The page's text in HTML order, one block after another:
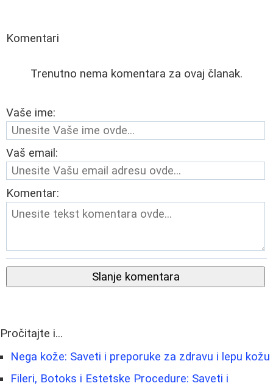
Komentari
Trenutno nema komentara za ovaj članak.
Vaše ime:
Vaš email:
Komentar:
Slanje komentara
Pročitajte i...
Nega kože: Saveti i preporuke za zdravu i lepu kožu
Fileri, Botoks i Estetske Procedure: Saveti i